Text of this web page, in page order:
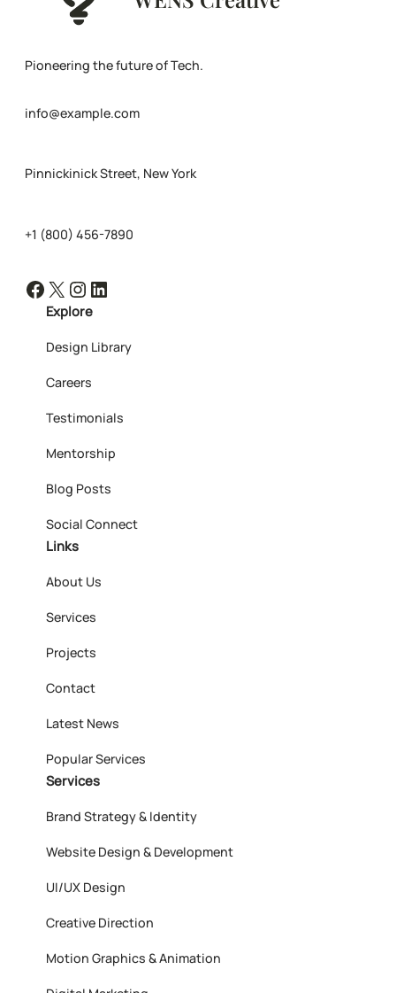
Pioneering the future of Tech.
info@example.com
Pinnickinick Street, New York
+1 (800) 456-7890
Facebook X Instagram LinkedIn
Explore
Design Library
Careers
Testimonials
Mentorship
Blog Posts
Social Connect
Links
About Us
Services
Projects
Contact
Latest News
Popular Services
Services
Brand Strategy & Identity
Website Design & Development
UI/UX Design
Creative Direction
Motion Graphics & Animation